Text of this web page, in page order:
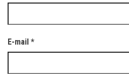
E-mail *